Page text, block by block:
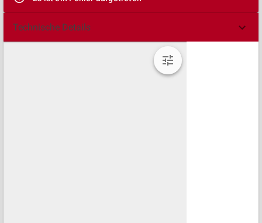
Technische Details